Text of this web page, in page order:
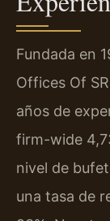
Fundada en
Offices Of
años de
firm-wide
nivel de
una tasa de